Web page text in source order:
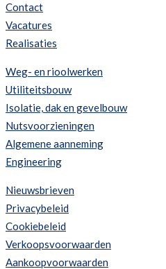
Contact
Vacatures
Realisaties
Weg- en rioolwerken
Utiliteitsbouw
Isolatie, dak en gevelbouw
Nutsvoorzieningen
Algemene aanneming
Engineering
Nieuwsbrieven
Privacybeleid
Cookiebeleid
Verkoopsvoorwaarden
Aankoopvoorwaarden